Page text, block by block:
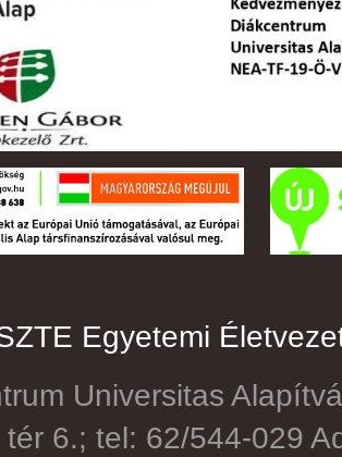
Egyetemi
Universitas
tér 6.; tel: 62/544-029